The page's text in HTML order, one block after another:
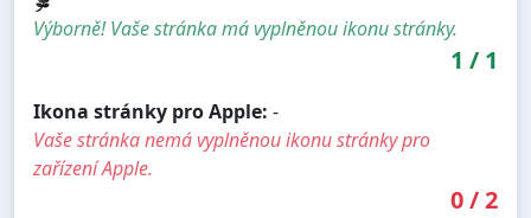
Výborně! Vaše stránka má vyplněnou ikonu stránky.
1 / 1
Ikona stránky pro Apple: -
Vaše stránka nemá vyplněnou ikonu stránky pro
zařízení Apple.
0/2